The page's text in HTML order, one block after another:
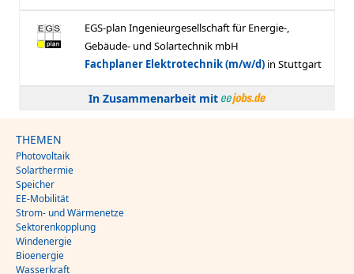
In Zusammenarbeit mit
THEMEN
Photovoltaik
Solarthermie
Speicher
EE-Mobilität
Strom- und Wärmenetze
Sektorenkopplung
Windenergie
Bioenergie
Wasserkraft